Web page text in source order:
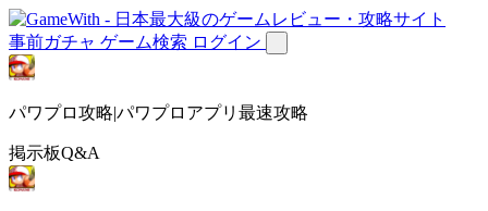
事前ガチャ ゲーム検索 ログイン
パワプロ攻略|パワプロアプリ最速攻略
掲示板Q&A